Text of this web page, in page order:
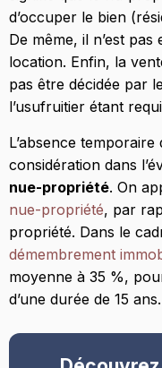
d’occuper le bien
De même, il n’est
location. Enfin, la
pas être décidée par
l’usufruitier étant
L’absence
considération dans
nue-propriété. On
nue-propriété, par
propriété. Dans le
démembrement
moyenne à 35 %,
d’une durée de 15 ans.